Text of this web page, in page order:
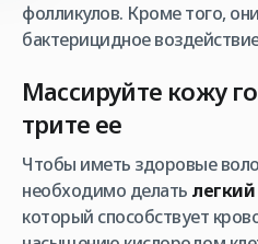
фолликулов. Кроме того,
бактерицидное
Массируйте кожу
трите ее
Чтобы иметь здоровые
необходимо делать
который способствует